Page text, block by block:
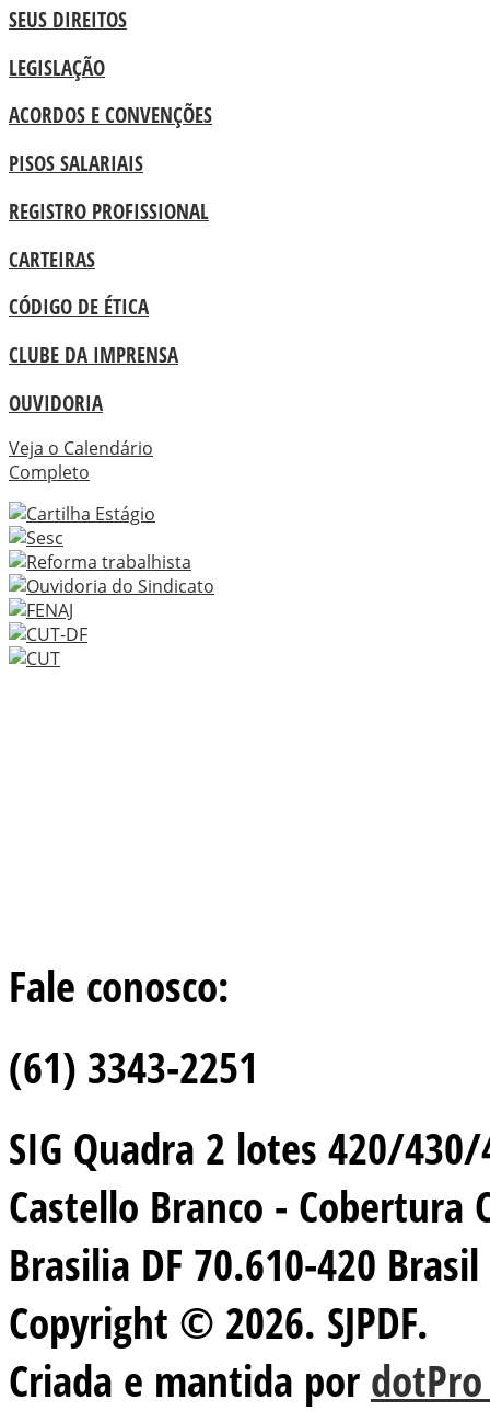
SEUS DIREITOS
LEGISLAÇÃO
ACORDOS E CONVENÇÕES
PISOS SALARIAIS
REGISTRO PROFISSIONAL
CARTEIRAS
CÓDIGO DE ÉTICA
CLUBE DA IMPRENSA
OUVIDORIA
Veja o Calendário
Completo
Fale conosco:
(61) 3343-2251
SIG Quadra 2 lotes 420/
Castello Branco - Cobertura
Brasilia DF 70.610-420 Brasil
Copyright © 2026. SJPDF.
Criada e mantida por